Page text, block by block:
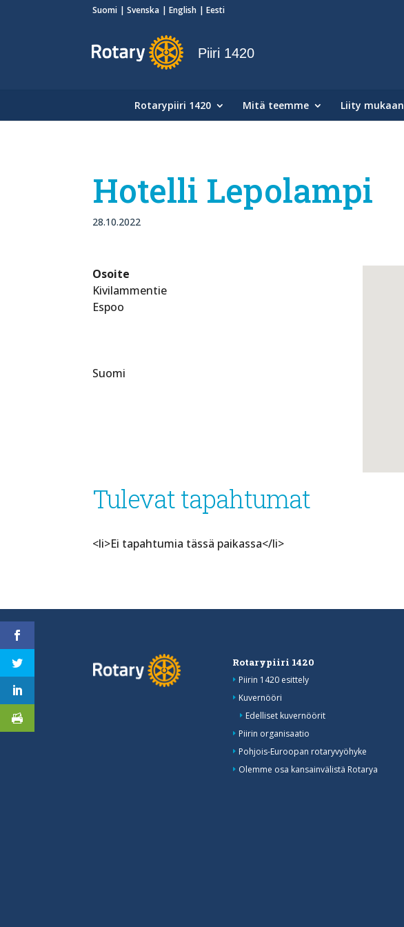
Suomi Svenska English Eesti
Piiri 1420
Rotarypiiri 1420 Mitä teemme Liity mukaan
Hotelli Lepolampi
28.10.2022
Osoite
Kivilammentie
Espoo
Suomi
Tulevat tapahtumat
<li>Ei tapahtumia tässä paikassa</li>
Rotarypiiri 1420
Piirin 1420 esittely
Kuvernööri
Edelliset kuvernöörit
Piirin organisaatio
Pohjois-Euroopan rotaryvyöhyke
Olemme osa kansainvälistä Rotarya